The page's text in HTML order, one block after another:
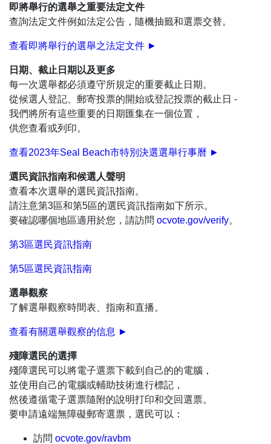
即將舉行的選舉之重要法定文件
查詢法定文件例如法定公告，隨機抽籤和選票交替。
查看即將舉行的選舉之法定文件 ►
日期、截止日期以及更多
每一次選舉都必須遵守所規定的重要截止日期。
從候選人登記、郵寄投票的開始或登記投票的截止日 -
我們將所有這些重要的日期匯集在一個位置，
供您查看或列印。
查看2023年Seal Beach市特別決選選舉行事曆 ►
選民資訊指南和候選人聲明
查看本次選舉的選民資訊指南。
請注意第3區和第5區的選民資訊指南如下所示。
要確認哪個地區適用於您，請訪問 ocvote.gov/verify。
第3區選民資訊指南
第5區選民資訊指南
選舉觀察
了解選舉觀察時間表、指南和直播。
查看有關選舉觀察的信息 ►
殘障選民的選擇
殘障選民可以將電子選票下載到自己的的電腦，
並使用自己的電腦或輔助技術進行標記，
然後遵循電子選票隨附的說明打印和交回選票。
要申請遠端無障礙郵寄選票，選民可以：
訪問 ocvote.gov/ravbm